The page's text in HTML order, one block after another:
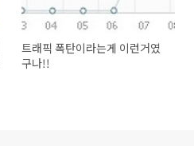
트래픽 폭탄이라는게 이런거였
구나!!